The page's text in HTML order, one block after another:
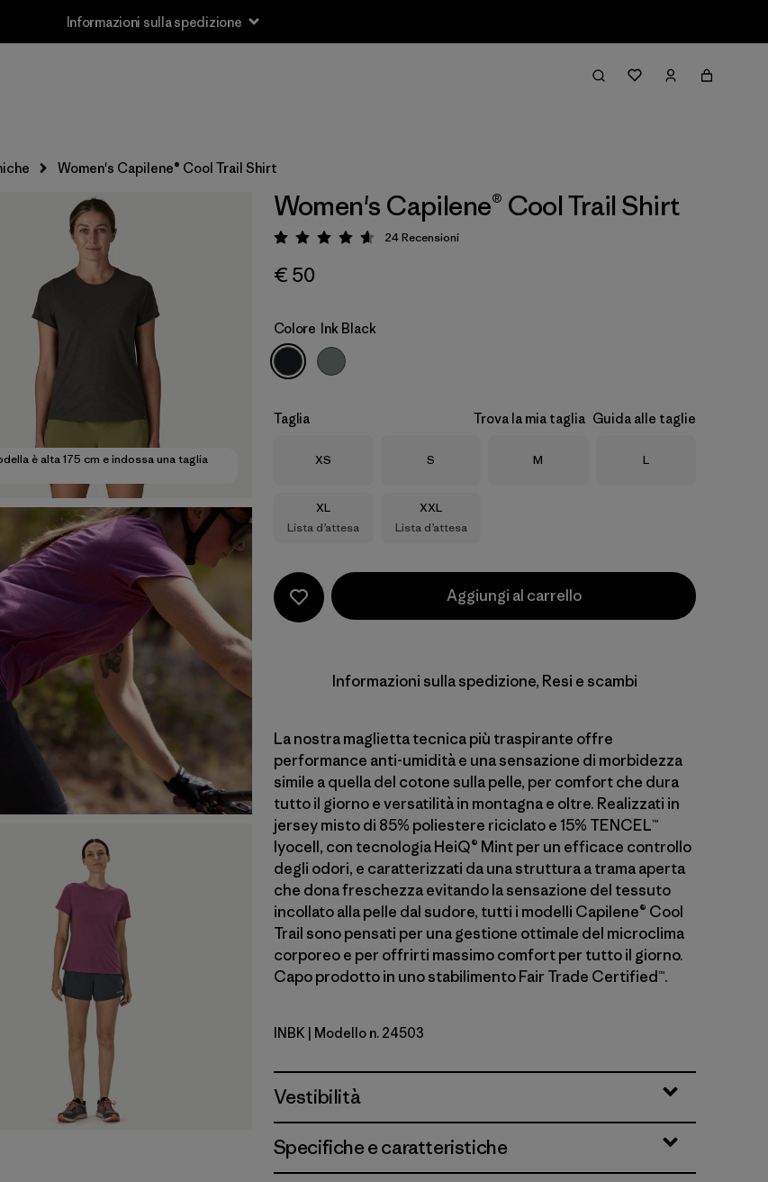
Informazioni sulla spedizione
Women's Capilene® Cool Trail Shirt
è alta 175 cm e indossa una taglia
Women's Capilene® Cool Trail Shirt
Valutazione: 4.7 / 5
24Recensioni
€ 50
Colore Ink Black
Taglia Trova la mia taglia Guida alle taglie
Taglia
XS Taglia
S Taglia
M Taglia
L
Taglia
XL
Lista d’attesa
Taglia
XXL
Lista d’attesa
Aggiungi al carrello
Informazioni sulla spedizione, Resi e scambi
La nostra maglietta tecnica più traspirante offre
performance anti-umidità e una sensazione di morbidezza
simile a quella del cotone sulla pelle, per comfort che dura
tutto il giorno e versatilità in montagna e oltre. Realizzati in
jersey misto di 85% poliestere riciclato e 15% TENCEL™
lyocell, con tecnologia HeiQ® Mint per un efficace controllo
degli odori, e caratterizzati da una struttura a trama aperta
che dona freschezza evitando la sensazione del tessuto
incollato alla pelle dal sudore, tutti i modelli Capilene® Cool
Trail sono pensati per una gestione ottimale del microclima
corporeo e per offrirti massimo comfort per tutto il giorno.
Capo prodotto in uno stabilimento Fair Trade Certified™.
Ink Black
INBK | Modello n. 24503
Vestibilità
Specifiche e caratteristiche